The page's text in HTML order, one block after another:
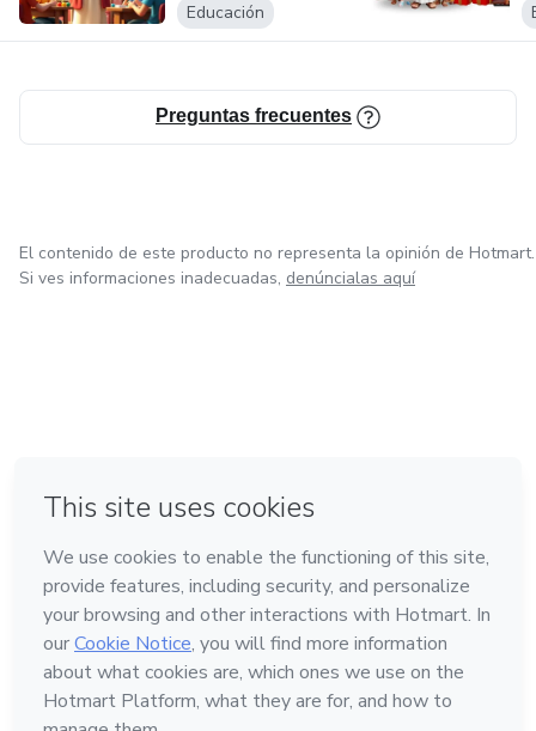
Educación
Preguntas frecuentes
El contenido de este producto no representa la opinión de Hotmart.
Si ves informaciones inadecuadas, denúncialas aquí
Hecho con❤ en Belo Horizonte
Conoce Hotmart
Idioma